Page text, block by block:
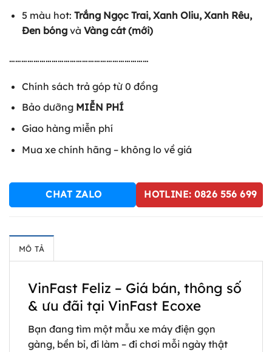
5 màu hot: Trắng Ngọc Trai, Xanh Oliu, Xanh Rêu,
Đen bóngvà Vàng cát (mới)
……………………………………………………………
Chính sách trả góp từ 0 đồng
Bảo dưỡng MIỄN PHÍ
Giao hàng miễn phí
Mua xe chính hãng – không lo về giá
CHAT ZALO HOTLINE: 0826 556 699
MÔ TẢ
VinFast Feliz – Giá bán, thông số
& ưu đãi tại VinFast Ecoxe
Bạn đang tìm một mẫu xe máy điện gọn
gàng, bền bỉ, đi làm – đi chơi mỗi ngày thật